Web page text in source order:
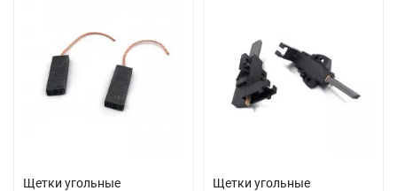
Щетки угольные
Щетки угольные